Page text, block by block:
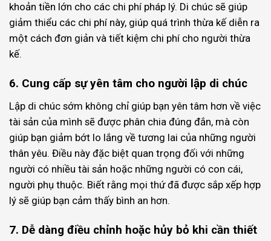
khoản tiền lớn cho các chi phí pháp lý. Di chúc sẽ giúp
giảm thiểu các chi phí này, giúp quá trình thừa kế diễn ra
một cách đơn giản và tiết kiệm chi phí cho người thừa
kế.
6. Cung cấp sự yên tâm cho người lập di chúc
Lập di chúc sớm không chỉ giúp bạn yên tâm hơn về việc
tài sản của mình sẽ được phân chia đúng đắn, mà còn
giúp bạn giảm bớt lo lắng về tương lai của những người
thân yêu. Điều này đặc biệt quan trọng đối với những
người có nhiều tài sản hoặc những người có con cái,
người phụ thuộc. Biết rằng mọi thứ đã được sắp xếp hợp
lý sẽ giúp bạn cảm thấy bình an hơn.
7. Dễ dàng điều chỉnh hoặc hủy bỏ khi cần thiết